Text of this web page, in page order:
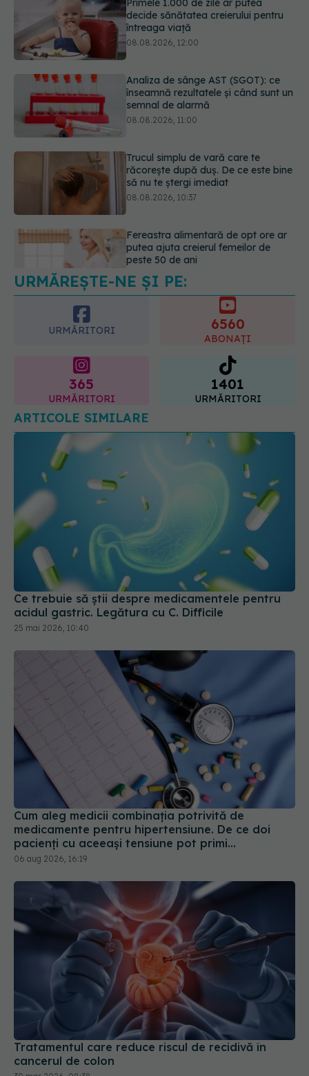
Analiza de sânge AST (SGOT): ce
înseamnă rezultatele și când sunt un
semnal de alarmă
08.08.2026, 11:00
Trucul simplu de vară care te
răcorește după duș. De ce este bine
să nu te ștergi imediat
08.08.2026, 10:37
Fereastra alimentară de opt ore ar
putea ajuta creierul femeilor de
peste 50 de ani
08.08.2026, 10:00
5 mituri despre menstruație pe care
să nu le mai crezi
08.08.2026, 13:00
URMĂREȘTE-NE ȘI PE:
URMĂRITORI
365 1401
ARTICOLE SIMILARE
Ce trebuie să știi despre medicamentele pentru
acidul gastric. Legătura cu C. Difficile
25 mai 2026, 10:40
Cum aleg medicii combinația potrivită de
medicamente pentru hipertensiune. De ce doi
pacienți cu aceeași tensiune pot primi
tratamente diferite
06 aug 2026, 16:19
Tratamentul care reduce riscul de recidivă în
cancerul de colon
30 mar 2026, 08:38